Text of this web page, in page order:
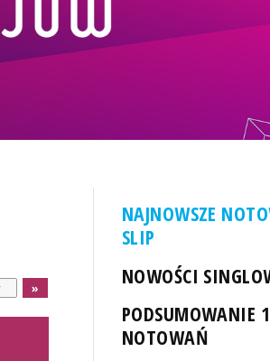
NAJNOWSZE
SLIP
NOWOŚCI
PODSUMOWANIE
NOTOWAŃ